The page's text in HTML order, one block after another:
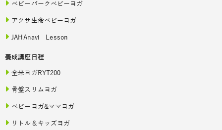
ベビーパークベビーヨガ
アクサ生命ベビーヨガ
JAHAnavi Lesson
養成講座日程
全米ヨガRYT200
骨盤スリムヨガ
ベビーヨガ&ママヨガ
リトル＆キッズヨガ